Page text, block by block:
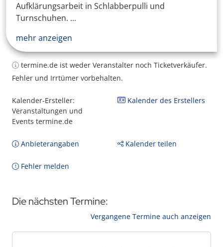
Aufklärungsarbeit in Schlabberpulli und
Turnschuhen. ...
mehr anzeigen
termine.de ist weder Veranstalter noch Ticketverkäufer.
Fehler und Irrtümer vorbehalten.
Kalender-Ersteller:
Veranstaltungen und
Events termine.de
Kalender des Erstellers
Anbieterangaben Kalender teilen
Fehler melden
Die nächsten Termine:
Vergangene Termine auch anzeigen